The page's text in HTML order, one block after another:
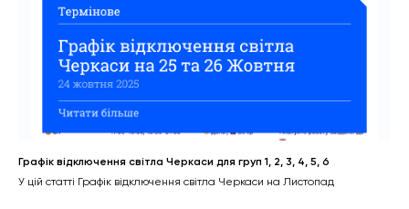
Графік відключення світла Черкаси для груп 1, 2, 3, 4, 5, 6
У цій статті Графік відключення світла Черкаси на Листопад